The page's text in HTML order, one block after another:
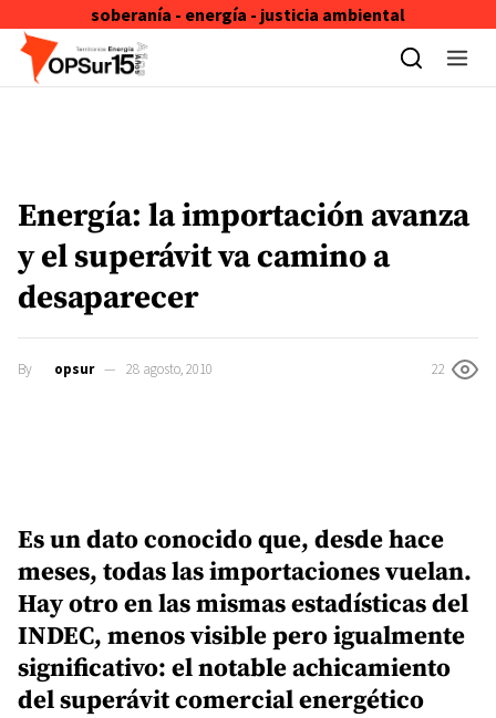
soberanía - energía - justicia ambiental
Skip to content
Energía: la importación avanza
y el superávit va camino a
desaparecer
By opsur 28 agosto, 2010 22
Es un dato conocido que, desde hace
meses, todas las importaciones vuelan.
Hay otro en las mismas estadísticas del
INDEC, menos visible pero igualmente
significativo: el notable achicamiento
del superávit comercial energético